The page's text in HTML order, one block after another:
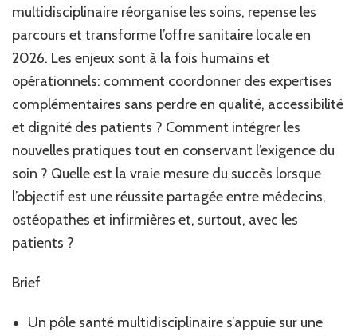
métamorphose
réussie
de
ce
pôle
santé
multidisciplinaire réorganise les soins, repense les
parcours et transforme l’offre sanitaire locale en
2026. Les enjeux sont à la fois humains et
opérationnels: comment coordonner des expertises
complémentaires sans perdre en qualité, accessibilité
et dignité des patients ? Comment intégrer les
nouvelles pratiques tout en conservant l’exigence du
soin ? Quelle est la vraie mesure du succès lorsque
l’objectif est une réussite partagée entre médecins,
ostéopathes et infirmières et, surtout, avec les
patients ?
Brief
Un pôle santé multidisciplinaire s’appuie sur une